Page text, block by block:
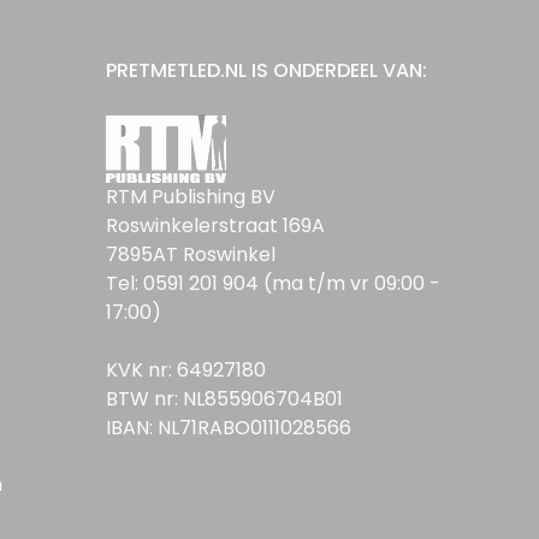
PRETMETLED.NL IS ONDERDEEL VAN:
RTM Publishing BV
Roswinkelerstraat 169A
7895AT Roswinkel
Tel: 0591 201 904 (ma t/m vr 09:00 -
17:00)
KVK nr: 64927180
BTW nr: NL855906704B01
IBAN: NL71RABO0111028566